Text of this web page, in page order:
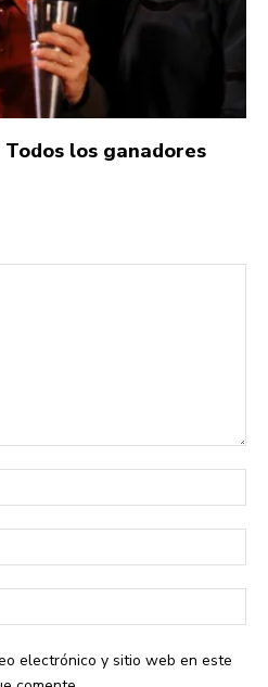
los ganadores
electrónico y sitio web en este